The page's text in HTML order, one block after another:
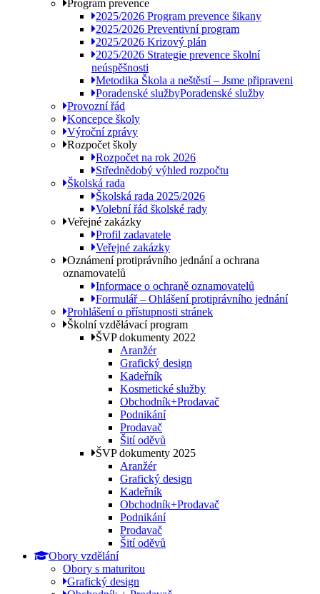
Program prevence
2025/2026 Program prevence šikany
2025/2026 Preventivní program
2025/2026 Krizový plán
2025/2026 Strategie prevence školní
neúspěšnosti
Metodika Škola a neštěstí – Jsme připraveni
Poradenské službyPoradenské služby
Provozní řád
Koncepce školy
Výroční zprávy
Rozpočet školy
Rozpočet na rok 2026
Střednědobý výhled rozpočtu
Školská rada
Školská rada 2025/2026
Volební řád školské rady
Veřejné zakázky
Profil zadavatele
Veřejné zakázky
Oznámení protiprávního jednání a ochrana
oznamovatelů
Informace o ochraně oznamovatelů
Formulář – Ohlášení protiprávního jednání
Prohlášení o přístupnosti stránek
Školní vzdělávací program
ŠVP dokumenty 2022
Aranžér
Grafický design
Kadeřník
Kosmetické služby
Obchodník+Prodavač
Podnikání
Prodavač
Šití oděvů
ŠVP dokumenty 2025
Aranžér
Grafický design
Kadeřník
Obchodník+Prodavač
Podnikání
Prodavač
Šití oděvů
Obory vzdělání
Obory s maturitou
Grafický design